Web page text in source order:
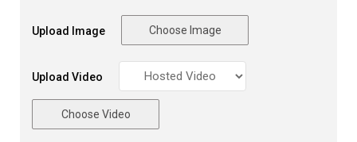
Upload Image Choose Image
Upload Video
Choose Video